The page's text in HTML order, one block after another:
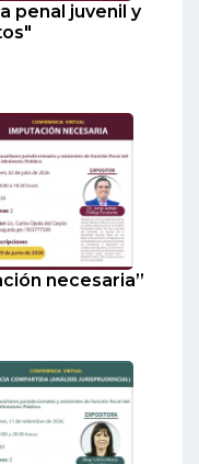
penal juvenil y
necesaria”